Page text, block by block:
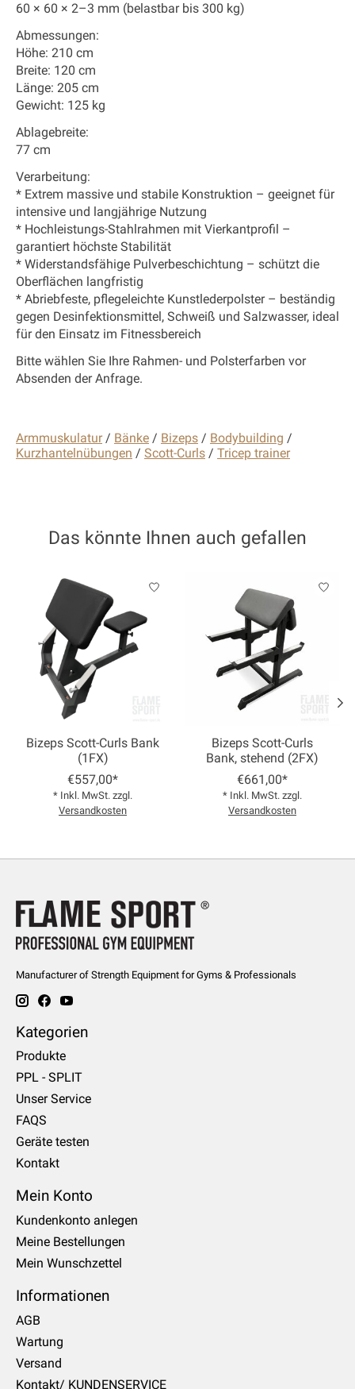
60 × 60 × 2–3 mm (belastbar bis 300 kg)
Abmessungen:
Höhe: 210 cm
Breite: 120 cm
Länge: 205 cm
Gewicht: 125 kg
Ablagebreite:
77 cm
Verarbeitung:
* Extrem massive und stabile Konstruktion – geeignet für
intensive und langjährige Nutzung
* Hochleistungs-Stahlrahmen mit Vierkantprofil –
garantiert höchste Stabilität
* Widerstandsfähige Pulverbeschichtung – schützt die
Oberflächen langfristig
* Abriebfeste, pflegeleichte Kunstlederpolster – beständig
gegen Desinfektionsmittel, Schweiß und Salzwasser, ideal
für den Einsatz im Fitnessbereich
Bitte wählen Sie Ihre Rahmen- und Polsterfarben vor
Absenden der Anfrage.
Armmuskulatur/ Bänke / Bizeps / Bodybuilding /
Kurzhantelnübungen / Scott-Curls / Tricep trainer
Das könnte Ihnen auch gefallen
Produkt-Karussell-Artikel
Bizeps Scott-Curls Bank
(1FX)
€557,00*
* Inkl. MwSt. zzgl.
Versandkosten
Bizeps Scott-Curls
Bank, stehend (2FX)
€661,00*
* Inkl. MwSt. zzgl.
Versandkosten
Manufacturer of Strength Equipment for Gyms & Professionals
Kategorien
Produkte
PPL - SPLIT
Unser Service
FAQS
Geräte testen
Kontakt
Mein Konto
Kundenkonto anlegen
Meine Bestellungen
Mein Wunschzettel
Informationen
AGB
Wartung
Versand
Kontakt/ KUNDENSERVICE